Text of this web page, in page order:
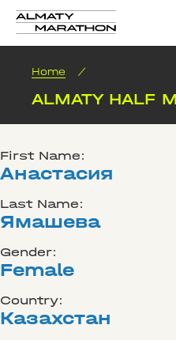
Home /
ALMATY HALF
First Name:
Анастасия
Last Name:
Ямашева
Gender:
Female
Country:
Казахстан